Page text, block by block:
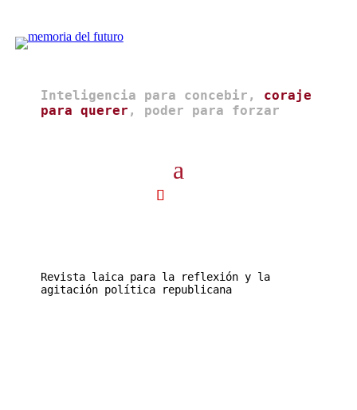
Inteligencia para concebir, coraje
para querer , poder para forzar
Revista laica para la reflexión y la
agitación política republicana